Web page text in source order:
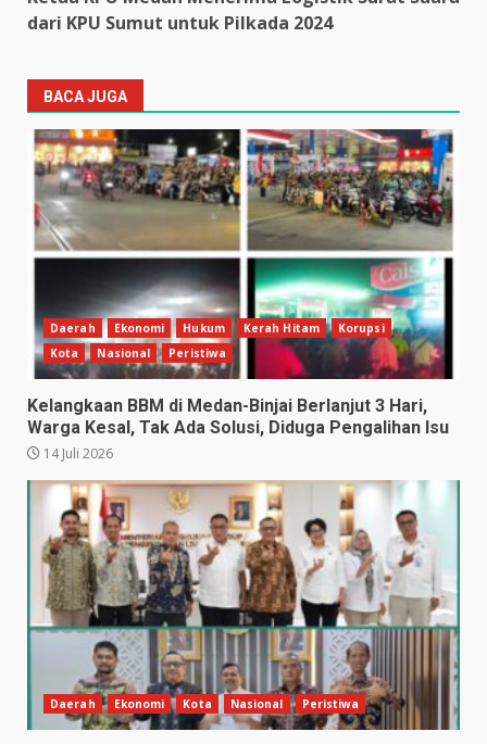
dari KPU Sumut untuk Pilkada 2024
BACA JUGA
Daerah Ekonomi Hukum Kerah Hitam
Korupsi
Kota
Nasional Peristiwa
Kelangkaan BBM di Medan-Binjai Berlanjut 3 Hari,
Warga Kesal, Tak Ada Solusi, Diduga Pengalihan Isu
14 Juli 2026
Daerah Ekonomi Kota Nasional Peristiwa